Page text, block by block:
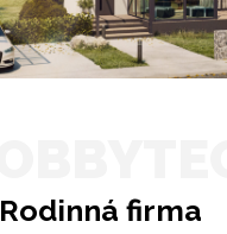
Rodinná firma